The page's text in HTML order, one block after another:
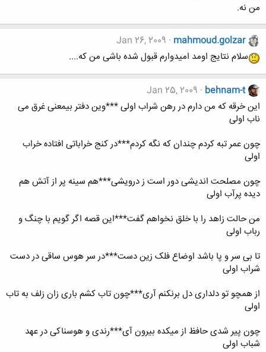
من نه.
mahmoud.golzar
Jan 26, 2009
سلام نتایج اومد امیدوارم قبول شده باشی من که....
behnam-t
Jan 25, 2009
این خرقه که من دارم در رهن شراب اولی ***وین دفتر بی​معنی غرق می
ناب اولی
چون عمر تبه کردم چندان که نگه کردم***در کنج خراباتی افتاده خراب
اولی
چون مصلحت اندیشی دور است ز درویشی***هم سینه پر از آتش هم
دیده پرآب اولی
من حالت زاهد را با خلق نخواهم گفت***این قصه اگر گویم با چنگ و
رباب اولی
تا بی سر و پا باشد اوضاع فلک زین دست***در سر هوس ساقی در دست
شراب اولی
از همچو تو دلداری دل برنکنم آری***چون تاب کشم باری زان زلف به تاب
اولی
چون پیر شدی حافظ از میکده بیرون آی***رندی و هوسناکی در عهد
شباب اولی